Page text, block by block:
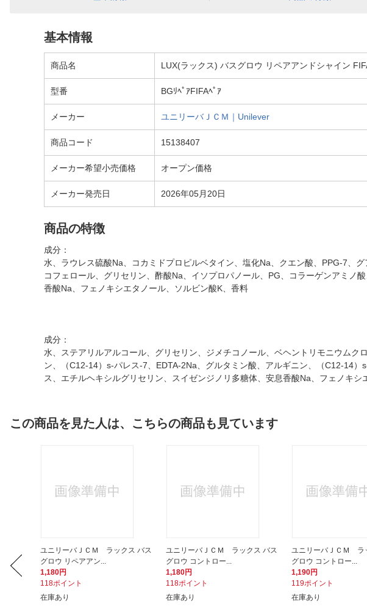
基本情報
商品名 LUX(ラックス) バスグロウ リペアアンドシャイン
型番 BGﾘﾍﾟｱFIFAﾍﾟｱ
メーカー ユニリーバＪＣＭ｜Unilever
商品コード 15138407
メーカー希望小売価格 オープン価格
メーカー発売日 2026年05月20日
商品の特徴
成分：
水、ラウレス硫酸Na、コカミドプロピルベタイン、塩化Na、クエン酸、PPG-7、
コフェロール、グリセリン、酢酸Na、イソプロパノール、PG、コラーゲンアミノ
香酸Na、フェノキシエタノール、ソルビン酸K、香料
成分：
水、ステアリルアルコール、グリセリン、ジメチコノール、ベヘントリモニウム
ン、（C12-14）s-パレス-7、EDTA-2Na、グルタミン酸、アルギニン、（C12-14
ス、エチルヘキシルグリセリン、スイゼンジノリ多糖体、安息香酸Na、フェノキ
この商品を見た人は、こちらの商品も見ています
ユニリーバＪＣＭ ラックス バス
グロウ リペアアン...
1,180円
118ポイント
在庫あり
ユニリーバＪＣＭ ラックス バス
グロウ コントロー...
1,180円
118ポイント
在庫あり
ユニリーバＪＣＭ ラ
グロウ コントロー...
1,190円
119ポイント
在庫あり